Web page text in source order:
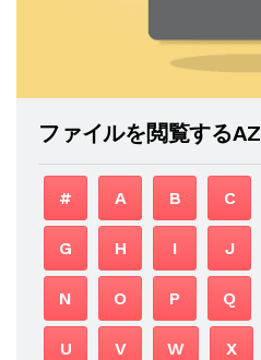
ファイルを閲覧するAZ
# A B C
G H I J
N O P Q
U V W X